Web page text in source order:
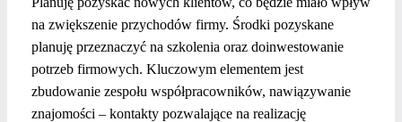
na zwiększenie przychodów firmy. Środki pozyskane
planuję przeznaczyć na szkolenia oraz doinwestowanie
potrzeb firmowych. Kluczowym elementem jest
zbudowanie zespołu współpracowników, nawiązywanie
znajomości – kontakty pozwalające na realizację